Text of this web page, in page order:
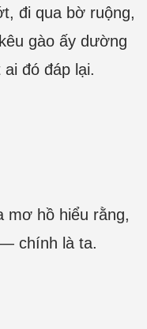
đi qua bờ ruộng,
gào ấy dường
đó đáp lại.
mơ hồ hiểu rằng,
chính là ta.